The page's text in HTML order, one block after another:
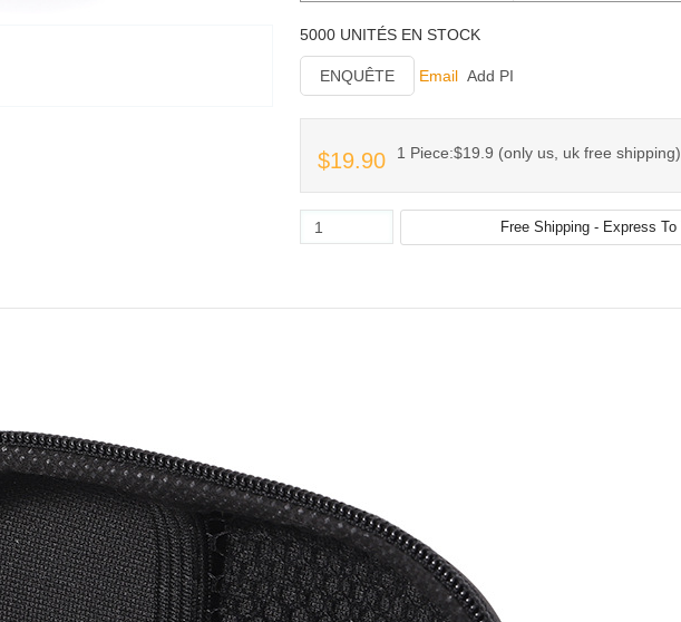
5000 UNITÉS EN STOCK
ENQUÊTE Email Add PI
$19.90 1 Piece:$19.9 (only us, uk free shipping)